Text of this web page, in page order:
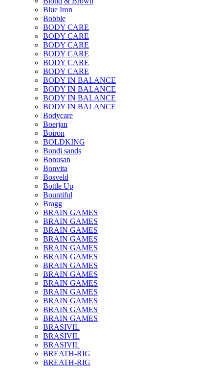
Blue Iron
Bobble
BODY CARE
BODY CARE
BODY CARE
BODY CARE
BODY CARE
BODY CARE
BODY IN BALANCE
BODY IN BALANCE
BODY IN BALANCE
BODY IN BALANCE
Bodycare
Boerjan
Boiron
BOLDKING
Bondi sands
Bonusan
Bonvita
Bosveld
Bottle Up
Bountiful
Bragg
BRAIN GAMES
BRAIN GAMES
BRAIN GAMES
BRAIN GAMES
BRAIN GAMES
BRAIN GAMES
BRAIN GAMES
BRAIN GAMES
BRAIN GAMES
BRAIN GAMES
BRAIN GAMES
BRAIN GAMES
BRAIN GAMES
BRASIVIL
BRASIVIL
BRASIVIL
BREATH-RIG
BREATH-RIG